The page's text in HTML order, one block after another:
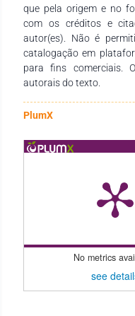
que pela origem e no
com os créditos e
autor(es). Não é
catalogação em
para fins comerciais.
autorais do texto.
PlumX
No metrics
see